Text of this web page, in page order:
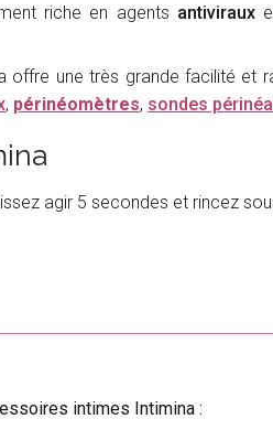
riche en agents antiviraux
une très grande facilité et
, périnéomètres, sondes
agir 5 secondes et rincez
intimes Intimina :